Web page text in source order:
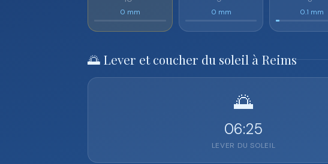
0 mm 0 mm 0.1 mm
🌅 Lever et coucher du soleil à Reims
🌅
06:25
LEVER DU SOLEIL